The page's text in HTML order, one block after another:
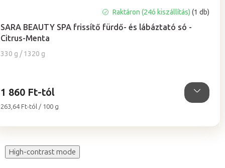
SARA BEAUTY SPA frissítő fürdő- és lábáztató só -
Citrus-Menta
330 g / 1320 g
átlagos
értékelése
5-
Raktáron (24ó kiszállítás)(1 db)
1 860 Ft-tól
Egységár:
263,64 Ft-tól / 100 g
High-contrast mode